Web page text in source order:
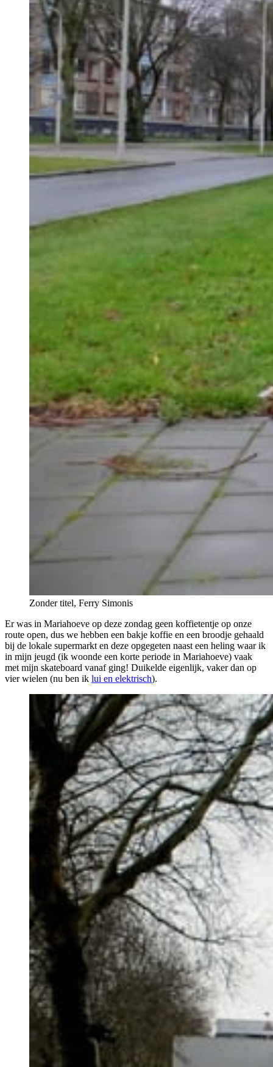
Zonder titel, Ferry Simonis
Er was in Mariahoeve op deze zondag geen koffietentje op onze
route open, dus we hebben een bakje koffie en een broodje gehaald
bij de lokale supermarkt en deze opgegeten naast een heling waar ik
in mijn jeugd (ik woonde een korte periode in Mariahoeve) vaak
met mijn skateboard vanaf ging! Duikelde eigenlijk, vaker dan op
vier wielen (nu ben ik lui en elektrisch).